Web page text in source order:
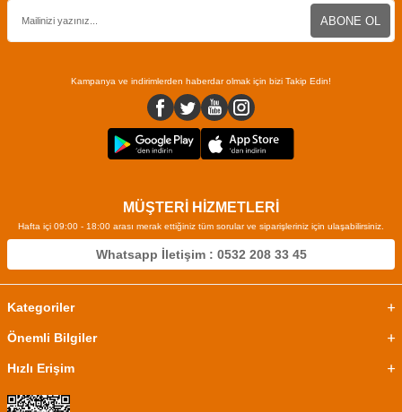
ABONE OL
Kampanya ve indirimlerden haberdar olmak için bizi Takip Edin!
MÜŞTERİ HİZMETLERİ
Hafta içi 09:00 - 18:00 arası merak ettiğiniz tüm sorular ve siparişleriniz için ulaşabilirsiniz.
Whatsapp İletişim : 0532 208 33 45
Kategoriler
Önemli Bilgiler
Hızlı Erişim